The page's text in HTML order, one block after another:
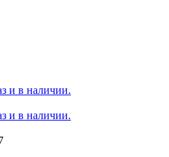
и в наличии.
и в наличии.